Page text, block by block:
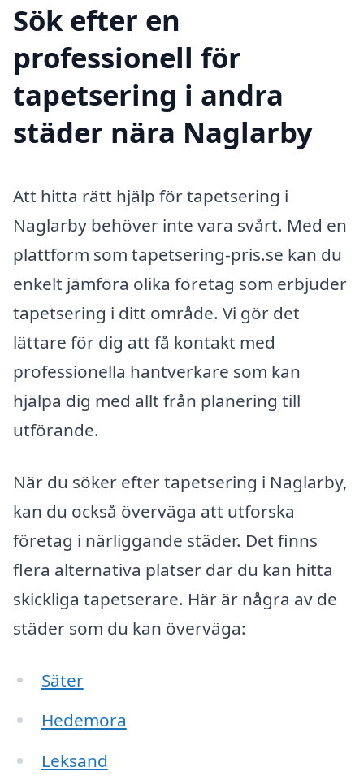
Sök efter en
professionell för
tapetsering i andra
städer nära Naglarby
Att hitta rätt hjälp för tapetsering i
Naglarby behöver inte vara svårt. Med en
plattform som tapetsering-pris.se kan du
enkelt jämföra olika företag som erbjuder
tapetsering i ditt område. Vi gör det
lättare för dig att få kontakt med
professionella hantverkare som kan
hjälpa dig med allt från planering till
utförande.
När du söker efter tapetsering i Naglarby,
kan du också överväga att utforska
företag i närliggande städer. Det finns
flera alternativa platser där du kan hitta
skickliga tapetserare. Här är några av de
städer som du kan överväga:
Säter
Hedemora
Leksand